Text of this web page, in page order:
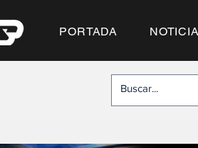
PORTADA